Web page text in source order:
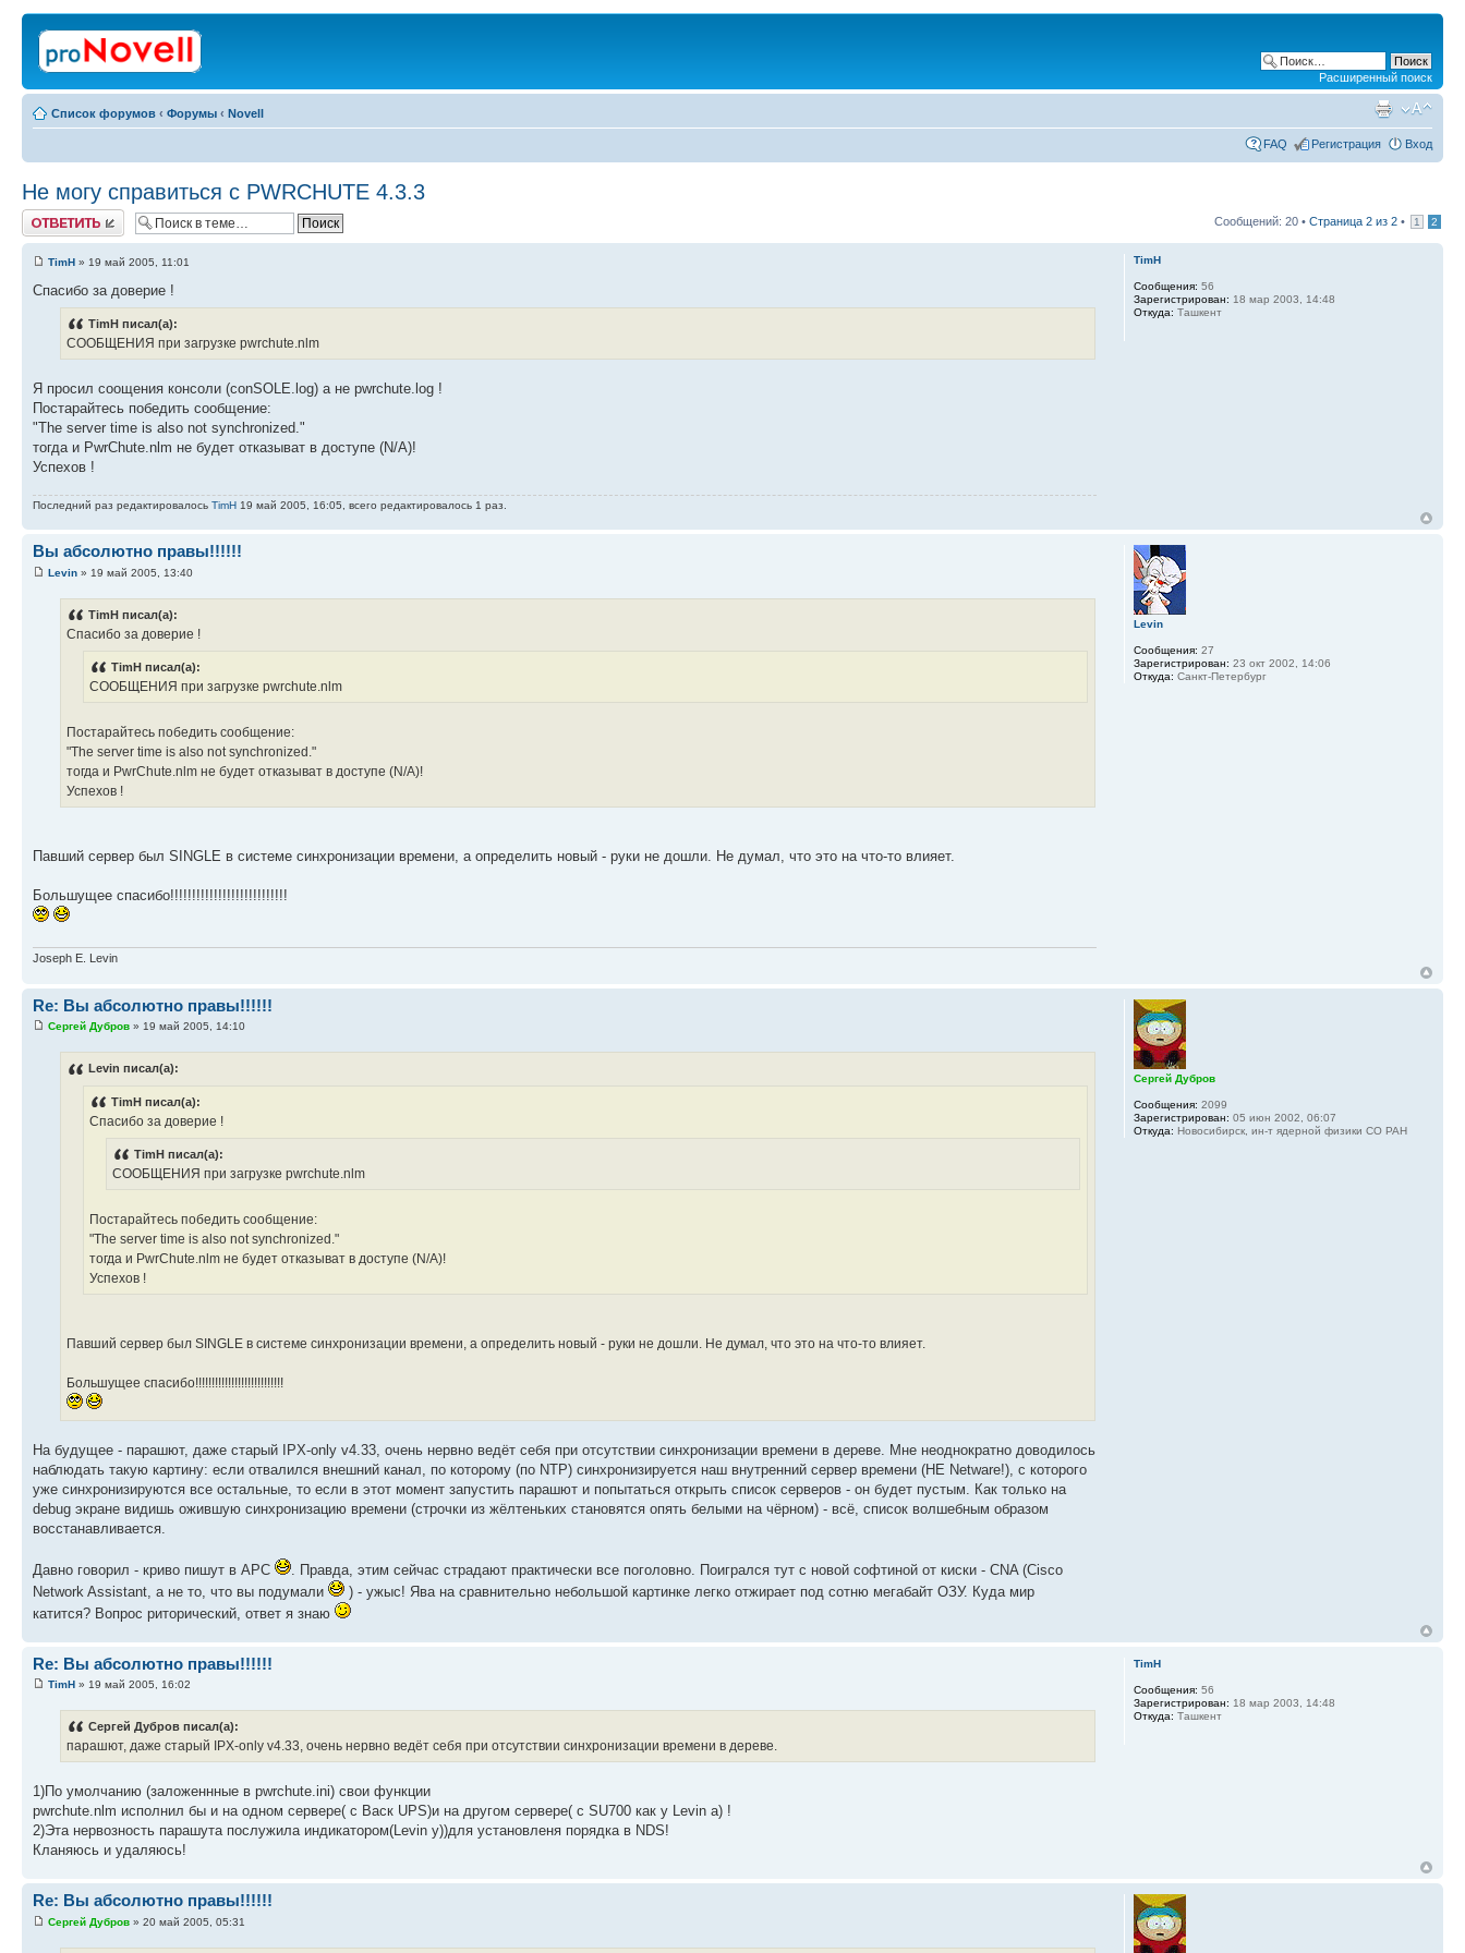
Расширенный поиск
Список форумов ‹ Форумы ‹ Novell
FAQ Регистрация Вход
Не могу справиться с PWRCHUTE 4.3.3
Ответить Сообщений: 20 • Страница 2 из 2 • 1 2
TimH » 19 май 2005, 11:01
Спасибо за доверие !
TimH писал(а):
СООБЩЕНИЯ при загрузке pwrchute.nlm
Я просил соощения консоли (conSOLE.log) а не pwrchute.log !
Постарайтесь победить сообщение:
"The server time is also not synchronized."
тогда и PwrChute.nlm не будет отказыват в доступе (N/A)!
Успехов !
Последний раз редактировалось TimH 19 май 2005, 16:05, всего редактировалось 1 раз.
TimH
Сообщения: 56
Зарегистрирован: 18 мар 2003, 14:48
Откуда: Ташкент
Вы абсолютно правы!!!!!!
Levin » 19 май 2005, 13:40
TimH писал(а):
Спасибо за доверие !
TimH писал(а):
СООБЩЕНИЯ при загрузке pwrchute.nlm
Постарайтесь победить сообщение:
"The server time is also not synchronized."
тогда и PwrChute.nlm не будет отказыват в доступе (N/A)!
Успехов !
Павший сервер был SINGLE в системе синхронизации времени, а определить новый - руки не дошли. Не думал, что это на что-то влияет.
Большущее спасибо!!!!!!!!!!!!!!!!!!!!!!!!!!!
Joseph E. Levin
Levin
Сообщения: 27
Зарегистрирован: 23 окт 2002, 14:06
Откуда: Санкт-Петербург
Re: Вы абсолютно правы!!!!!!
Сергей Дубров » 19 май 2005, 14:10
Levin писал(а):
TimH писал(а):
Спасибо за доверие !
TimH писал(а):
СООБЩЕНИЯ при загрузке pwrchute.nlm
Постарайтесь победить сообщение:
"The server time is also not synchronized."
тогда и PwrChute.nlm не будет отказыват в доступе (N/A)!
Успехов !
Павший сервер был SINGLE в системе синхронизации времени, а определить новый - руки не дошли. Не думал, что это на что-то влияет.
Большущее спасибо!!!!!!!!!!!!!!!!!!!!!!!!!!!
На будущее - парашют, даже старый IPX-only v4.33, очень нервно ведёт себя при отсутствии синхронизации времени в дереве. Мне неоднократно доводилось
наблюдать такую картину: если отвалился внешний канал, по которому (по NTP) синхронизируется наш внутренний сервер времени (НЕ Netware!), с которого
уже синхронизируются все остальные, то если в этот момент запустить парашют и попытаться открыть список серверов - он будет пустым. Как только на
debug экране видишь ожившую синхронизацию времени (строчки из жёлтеньких становятся опять белыми на чёрном) - всё, список волшебным образом
восстанавливается.
Давно говорил - криво пишут в APC
. Правда, этим сейчас страдают практически все поголовно. Поигрался тут с новой софтиной от киски - CNA (Cisco
Network Assistant, а не то, что вы подумали
) - ужыс! Ява на сравнительно небольшой картинке легко отжирает под сотню мегабайт ОЗУ. Куда мир
катится? Вопрос риторический, ответ я знаю
Сергей Дубров
Сообщения: 2099
Зарегистрирован: 05 июн 2002, 06:07
Откуда: Новосибирск, ин-т ядерной физики СО РАН
Re: Вы абсолютно правы!!!!!!
TimH » 19 май 2005, 16:02
Сергей Дубров писал(а):
парашют, даже старый IPX-only v4.33, очень нервно ведёт себя при отсутствии синхронизации времени в дереве.
1)По умолчанию (заложеннные в pwrchute.ini) свои функции
pwrchute.nlm исполнил бы и на одном сервере( с Васк UPS)и на другом сервере( с SU700 как у Levin a) !
2)Эта нервозность парашута послужила индикатором(Levin у))для установленя порядка в NDS!
Кланяюсь и удаляюсь!
TimH
Сообщения: 56
Зарегистрирован: 18 мар 2003, 14:48
Откуда: Ташкент
Re: Вы абсолютно правы!!!!!!
Сергей Дубров » 20 май 2005, 05:31